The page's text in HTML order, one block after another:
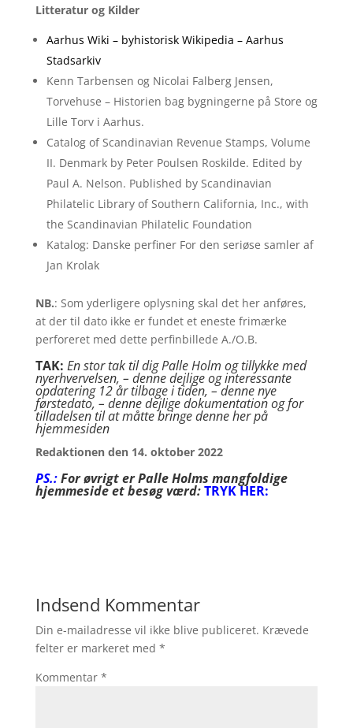
Litteratur og Kilder
Aarhus Wiki – byhistorisk Wikipedia – Aarhus
Stadsarkiv
Kenn Tarbensen og Nicolai Falberg Jensen,
Torvehuse – Historien bag bygningerne på Store og
Lille Torv i Aarhus.
Catalog of Scandinavian Revenue Stamps, Volume
II. Denmark by Peter Poulsen Roskilde. Edited by
Paul A. Nelson. Published by Scandinavian
Philatelic Library of Southern California, Inc., with
the Scandinavian Philatelic Foundation
Katalog: Danske perfiner For den seriøse samler af
Jan Krolak
NB.: Som yderligere oplysning skal det her anføres,
at der til dato ikke er fundet et eneste frimærke
perforeret med dette perfinbillede A./O.B.
TAK: En stor tak til dig Palle Holm og tillykke med
nyerhvervelsen, – denne dejlige og interessante
opdatering 12 år tilbage i tiden, – denne nye
førstedato, – denne dejlige dokumentation og for
tilladelsen til at måtte bringe denne her på
hjemmesiden
Redaktionen den 14. oktober 2022
PS.:For øvrigt er Palle Holms mangfoldige
hjemmeside et besøg værd:TRYK HER:
Indsend Kommentar
Din e-mailadresse vil ikke blive publiceret. Krævede
felter er markeret med *
Kommentar *